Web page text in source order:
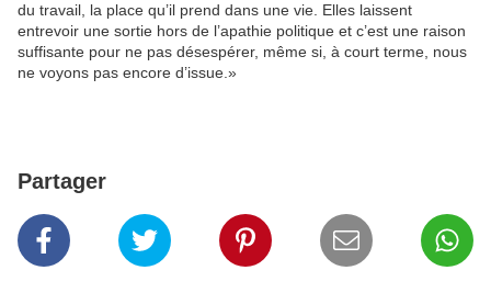
du travail, la place qu’il prend dans une vie. Elles laissent
entrevoir une sortie hors de l’apathie politique et c’est une raison
suffisante pour ne pas désespérer, même si, à court terme, nous
ne voyons pas encore d’issue.»
Partager